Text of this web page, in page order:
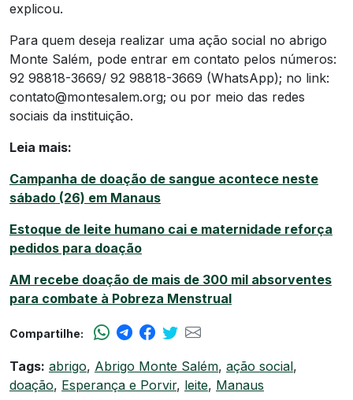
explicou.
Para quem deseja realizar uma ação social no abrigo
Monte Salém, pode entrar em contato pelos números:
92 98818-3669/ 92 98818-3669 (WhatsApp); no link:
contato@montesalem.org; ou por meio das redes
sociais da instituição.
Leia mais:
Campanha de doação de sangue acontece neste
sábado (26) em Manaus
Estoque de leite humano cai e maternidade reforça
pedidos para doação
AM recebe doação de mais de 300 mil absorventes
para combate à Pobreza Menstrual
Compartilhe:
Tags: abrigo, Abrigo Monte Salém, ação social,
doação, Esperança e Porvir, leite, Manaus